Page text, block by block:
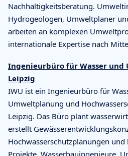
Nachhaltigkeitsberatung.
Hydrogeologen, Umweltplaner
arbeiten an komplexen
internationale Expertise nach
Ingenieurbüro für Wasser und
Leipzig
IWU ist ein Ingenieurbüro für
Umweltplanung und
Leipzig. Das Büro plant
erstellt
Hochwasserschutzplanungen
Projekte. Wasserbauingenieure,